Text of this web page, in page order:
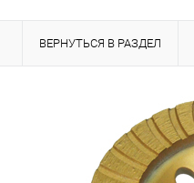
ВЕРНУТЬСЯ В РАЗДЕЛ